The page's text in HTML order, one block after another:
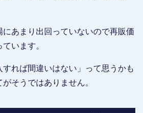
あまり出回っていないので再販価
います。
すれば間違いはない」って思うかも
そうではありません。